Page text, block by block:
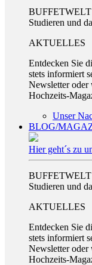
BUFFETWELT
Studieren und
AKTUELLES
Entdecken Sie
stets informiert
Newsletter oder
Hochzeits-
Unser
BLOG/
Hier geht´s zu
BUFFETWELT
Studieren und
AKTUELLES
Entdecken Sie
stets informiert
Newsletter oder
Hochzeits-